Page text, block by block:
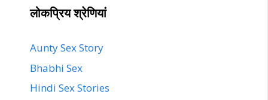
लोकप्रिय श्रेणियां
Aunty Sex Story
Bhabhi Sex
Hindi Sex Stories